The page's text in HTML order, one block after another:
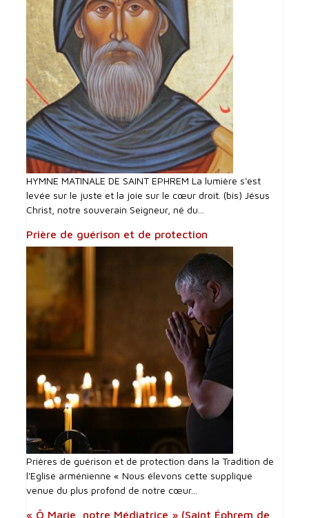
HYMNE MATINALE DE SAINT EPHREM La lumière s'est
levée sur le juste et la joie sur le cœur droit. (bis) Jésus
Christ, notre souverain Seigneur, né du...
Prière de guérison et de protection
Prières de guérison et de protection dans la Tradition de
l'Eglise arménienne « Nous élevons cette supplique
venue du plus profond de notre cœur...
« Ô Marie, notre Médiatrice » (Saint Éphrem de